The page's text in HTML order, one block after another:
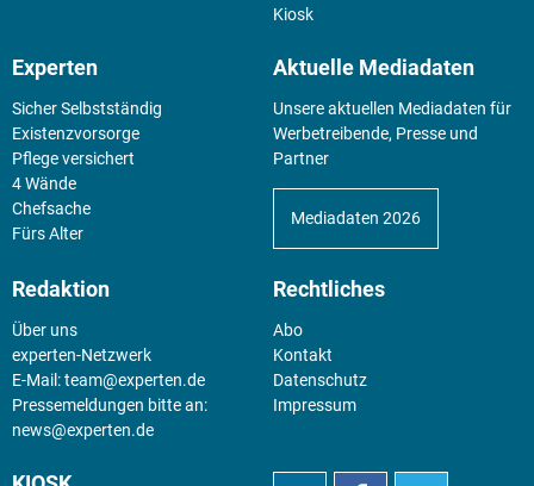
Kiosk
Experten
Sicher Selbstständig
Existenz­vorsorge
Pflege versichert
4 Wände
Chefsache
Fürs Alter
Aktuelle Mediadaten
Unsere aktuellen Mediadaten für
Werbetreibende, Presse und
Partner
Mediadaten 2026
Redaktion
Über uns
experten-Netzwerk
E-Mail:team@experten.de
Pressemeldungen bitte an:
news@experten.de
Rechtliches
Abo
Kontakt
Datenschutz
Impressum